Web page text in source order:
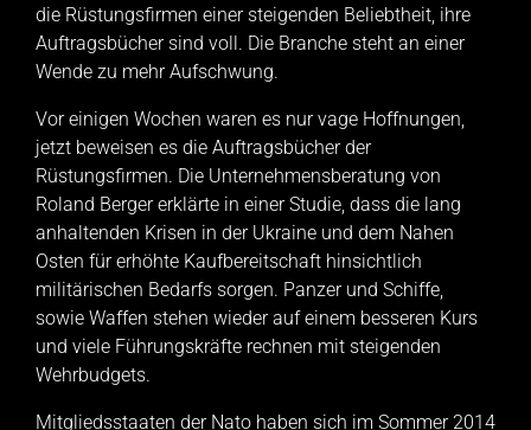
die Rüstungsfirmen einer steigenden Beliebtheit, ihre
Auftragsbücher sind voll. Die Branche steht an einer
Wende zu mehr Aufschwung.
Vor einigen Wochen waren es nur vage Hoffnungen,
jetzt beweisen es die Auftragsbücher der
Rüstungsfirmen. Die Unternehmensberatung von
Roland Berger erklärte in einer Studie, dass die lang
anhaltenden Krisen in der Ukraine und dem Nahen
Osten für erhöhte Kaufbereitschaft hinsichtlich
militärischen Bedarfs sorgen. Panzer und Schiffe,
sowie Waffen stehen wieder auf einem besseren Kurs
und viele Führungskräfte rechnen mit steigenden
Wehrbudgets.
Mitgliedsstaaten der Nato haben sich im Sommer 2014